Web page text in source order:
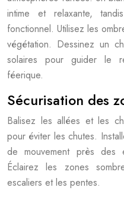
intime et relaxante,
fonctionnel. Utilisez les
végétation. Dessinez un
solaires pour guider le
féerique.
Sécurisation des
Balisez les allées et les
pour éviter les chutes.
de mouvement près des
Éclairez les zones
escaliers et les pentes.